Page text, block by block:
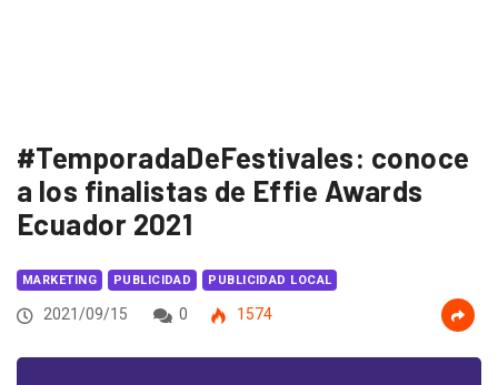
#TemporadaDeFestivales: conoce
a los finalistas de Effie Awards
Ecuador 2021
MARKETING PUBLICIDAD PUBLICIDAD LOCAL
2021/09/15 0 1574